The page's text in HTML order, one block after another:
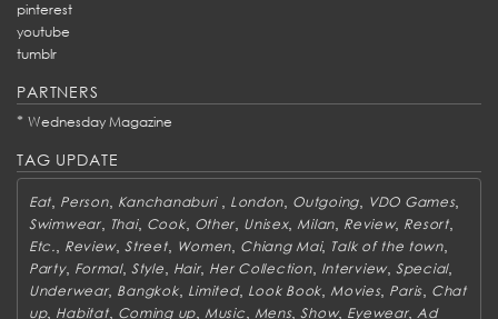
pinterest
youtube
tumblr
PARTNERS
* Wednesday Magazine
TAG UPDATE
Eat, Person, Kanchanaburi , London, Outgoing, VDO Games,
Swimwear, Thai, Cook, Other, Unisex,Milan, Review, Resort,
Etc., Review,Street, Women, Chiang Mai, Talk of the town,
Party, Formal, Style, Hair, Her Collection, Interview,Special,
Underwear, Bangkok, Limited, Look Book,Movies, Paris, Chat
up, Habitat, Coming up, Music, Mens,Show, Eyewear,Ad